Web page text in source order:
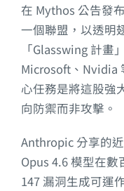
在 Mythos 公告發
一個聯盟，以透明
「Glasswing 計畫
Microsoft、Nvidia
心任務是將這股強
向防禦而非攻擊。
Anthropic 分享的
Opus 4.6 模型在
147 漏洞生成可運